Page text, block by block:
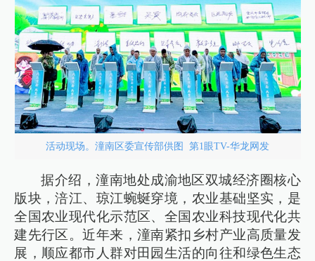
活动现场。潼南区委宣传部供图 第1眼TV-华龙网发
据介绍，潼南地处成渝地区双城经济圈核心
版块，涪江、琼江蜿蜒穿境，农业基础坚实，是
全国农业现代化示范区、全国农业科技现代化共
建先行区。近年来，潼南紧扣乡村产业高质量发
展，顺应都市人群对田园生活的向往和绿色生态